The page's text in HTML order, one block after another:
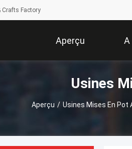
Crafts Factory
Aperçu A
Usines
Aperçu / Usines Mises En Pot